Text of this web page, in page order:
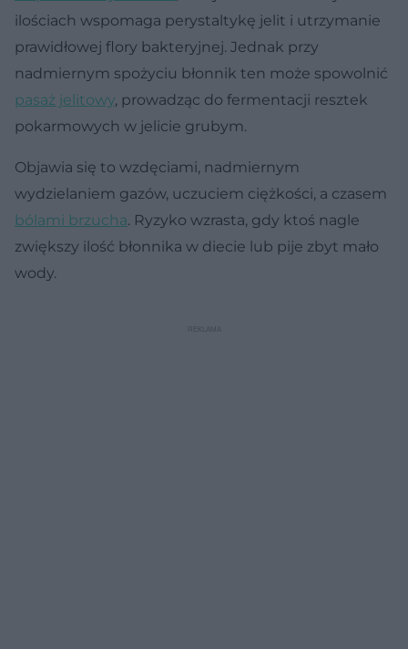
ilościach wspomaga perystaltykę jelit i utrzymanie
prawidłowej flory bakteryjnej. Jednak przy
nadmiernym spożyciu błonnik ten może spowolnić
pasaż jelitowy, prowadząc do fermentacji resztek
pokarmowych w jelicie grubym.
Objawia się to wzdęciami, nadmiernym
wydzielaniem gazów, uczuciem ciężkości, a czasem
bólami brzucha. Ryzyko wzrasta, gdy ktoś nagle
zwiększy ilość błonnika w diecie lub pije zbyt mało
wody.